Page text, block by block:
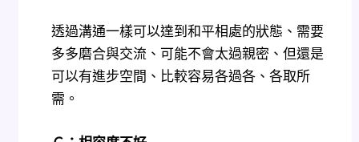
透過溝通一樣可以達到和平相處的狀態、需要
多多磨合與交流、可能不會太過親密、但還是
可以有進步空間、比較容易各過各、各取所
需。